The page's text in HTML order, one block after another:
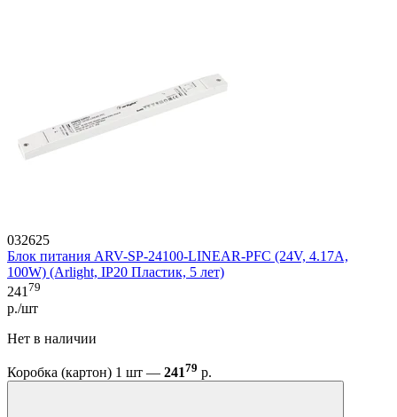
032625
Блок питания ARV-SP-24100-LINEAR-PFC (24V, 4.17A,
100W) (Arlight, IP20 Пластик, 5 лет)
24179
р./шт
Нет в наличии
Коробка (картон) 1 шт — 24179 р.